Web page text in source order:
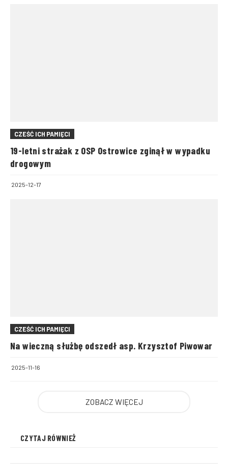
CZEŚĆ ICH PAMIĘCI
19-letni strażak z OSP Ostrowice zginął w wypadku
drogowym
2025-12-17
CZEŚĆ ICH PAMIĘCI
Na wieczną służbę odszedł asp. Krzysztof Piwowar
2025-11-16
ZOBACZ WIĘCEJ
CZYTAJ RÓWNIEŻ